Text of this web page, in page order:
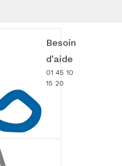
Besoin
d'aide
01 45 10
15 20